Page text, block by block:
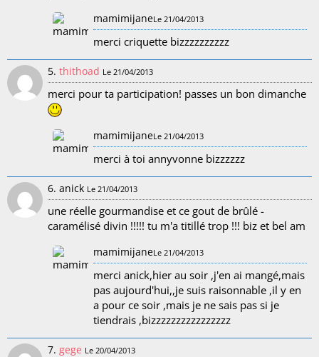
mamimijaneLe 21/04/2013
merci criquette bizzzzzzzzzz
5. thithoad Le 21/04/2013
merci pour ta participation! passes un bon dimanche
mamimijaneLe 21/04/2013
merci à toi annyvonne bizzzzzz
6. anick Le 21/04/2013
une réelle gourmandise et ce gout de brûlé -
caramélisé divin !!!!! tu m'a titillé trop !!! biz et bel am
mamimijaneLe 21/04/2013
merci anick,hier au soir ,j'en ai mangé,mais
pas aujourd'hui,,je suis raisonnable ,il y en
a pour ce soir ,mais je ne sais pas si je
tiendrais ,bizzzzzzzzzzzzzzzz
7. gege Le 20/04/2013